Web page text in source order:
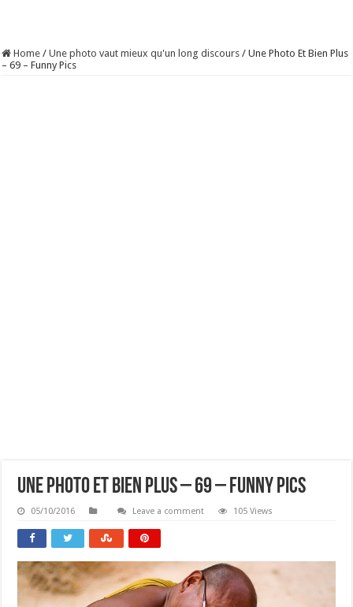
Home / Une photo vaut mieux qu'un long discours / Une Photo Et Bien Plus
– 69 – Funny Pics
Une Photo Et Bien Plus – 69 – Funny Pics
05/10/2016 Leave a comment 105 Views